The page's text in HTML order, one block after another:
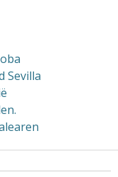
Sevilla